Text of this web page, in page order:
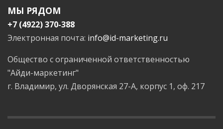
МЫ РЯДОМ
+7 (4922) 370-388
Электронная почта: info@id-marketing.ru
Общество с ограниченной ответственностью
"Айди-маркетинг"
г. Владимир, ул. Дворянская 27-А, корпус 1, оф. 217